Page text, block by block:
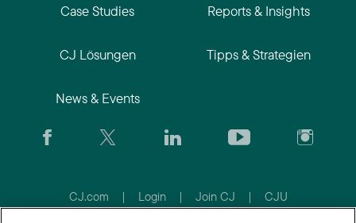
Case Studies
CJ Lösungen
News & Events
Reports & Insights
Tipps & Strategien
CJ.com | Login | Join CJ | CJU